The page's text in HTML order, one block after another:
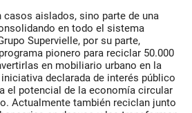
aislados, sino parte de una
en todo el sistema
Supervielle, por su parte,
pionero para reciclar 50.000
en mobiliario urbano en la
declarada de interés público
el potencial de la economía circular
Actualmente también reciclan junto